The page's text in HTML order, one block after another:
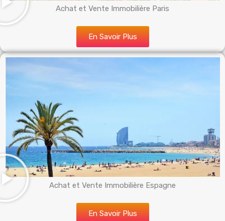
Achat et Vente Immobilière Paris
En Savoir Plus
Achat et Vente Immobilière Espagne
En Savoir Plus